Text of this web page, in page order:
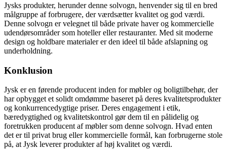
Jysks produkter, herunder denne solvogn, henvender sig til en bred
målgruppe af forbrugere, der værdsætter kvalitet og god værdi.
Denne solvogn er velegnet til både private haver og kommercielle
udendørsområder som hoteller eller restauranter. Med sit moderne
design og holdbare materialer er den ideel til både afslapning og
underholdning.
Konklusion
Jysk er en førende producent inden for møbler og boligtilbehør, der
har opbygget et solidt omdømme baseret på deres kvalitetsprodukter
og konkurrencedygtige priser. Deres engagement i etik,
bæredygtighed og kvalitetskontrol gør dem til en pålidelig og
foretrukken producent af møbler som denne solvogn. Hvad enten
det er til privat brug eller kommercielle formål, kan forbrugerne stole
på, at Jysk leverer produkter af høj kvalitet og værdi.